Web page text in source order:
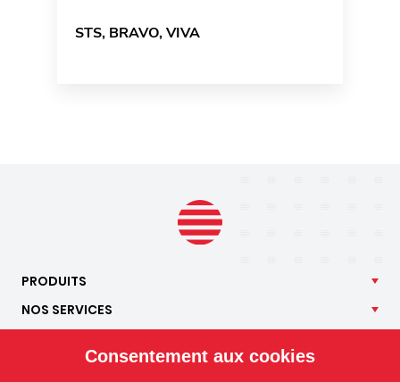
STS, BRAVO, VIVA
PRODUITS
NOS SERVICES
Consentement aux cookies